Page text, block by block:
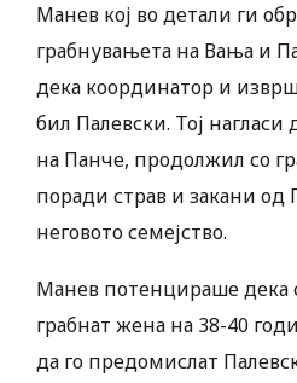
Манев кој во детали ги
грабнувањета на Вања и
дека координатор и
бил Палевски. Тој нагласи
на Панче, продолжил со
поради страв и закани од
неговото семејство.
Манев потенцираше дека
грабнат жена на 38-40
да го предомислат